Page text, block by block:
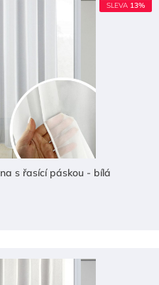
SLEVA 13%
s řasící páskou - bílá